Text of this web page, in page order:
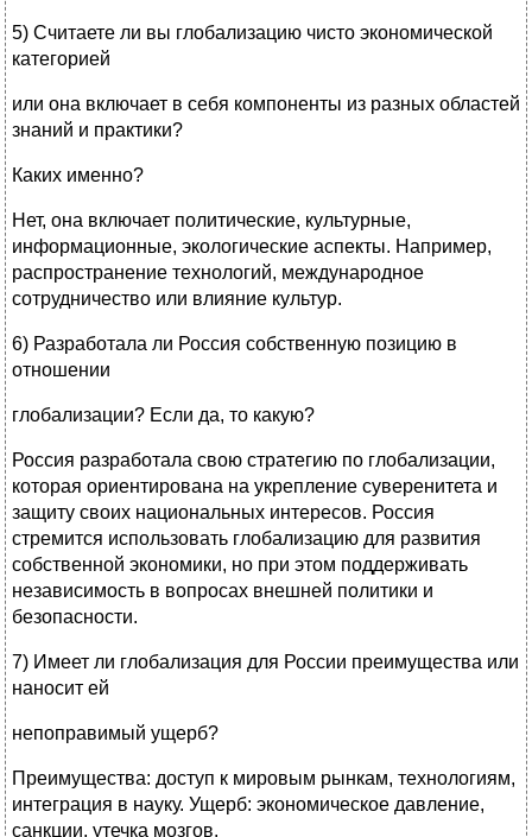
5) Считаете ли вы глобализацию чисто экономической
категорией
или она включает в себя компоненты из разных областей
знаний и практики?
Каких именно?
Нет, она включает политические, культурные,
информационные, экологические аспекты. Например,
распространение технологий, международное
сотрудничество или влияние культур.
6) Разработала ли Россия собственную позицию в
отношении
глобализации? Если да, то какую?
Россия разработала свою стратегию по глобализации,
которая ориентирована на укрепление суверенитета и
защиту своих национальных интересов. Россия
стремится использовать глобализацию для развития
собственной экономики, но при этом поддерживать
независимость в вопросах внешней политики и
безопасности.
7) Имеет ли глобализация для России преимущества или
наносит ей
непоправимый ущерб?
Преимущества: доступ к мировым рынкам, технологиям,
интеграция в науку. Ущерб: экономическое давление,
санкции, утечка мозгов.